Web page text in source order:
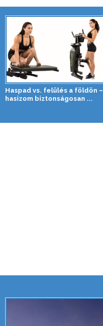
Haspad vs. felülés a földön –
hasizom biztonságosan ...